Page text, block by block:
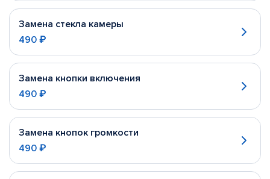
Замена стекла камеры
490 ₽
Замена кнопки включения
490 ₽
Замена кнопок громкости
490 ₽